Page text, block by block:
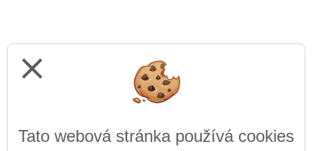
close
Tato webová stránka používá cookies